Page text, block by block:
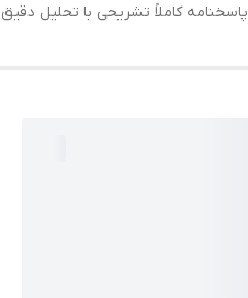
پاسخنامه کاملاً تشریحی با تحلیل